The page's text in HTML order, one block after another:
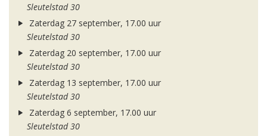
Sleutelstad 30
Zaterdag 27 september, 17.00 uur
Sleutelstad 30
Zaterdag 20 september, 17.00 uur
Sleutelstad 30
Zaterdag 13 september, 17.00 uur
Sleutelstad 30
Zaterdag 6 september, 17.00 uur
Sleutelstad 30